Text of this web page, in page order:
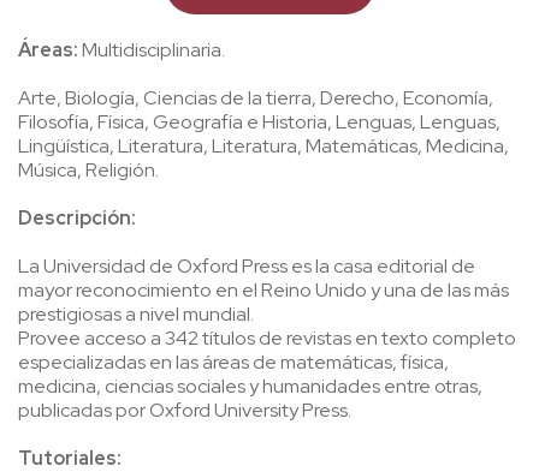
Áreas:Multidisciplinaria.
Arte, Biología, Ciencias de la tierra, Derecho, Economía,
Filosofía, Física, Geografía e Historia, Lenguas, Lenguas,
Lingüística, Literatura, Literatura, Matemáticas, Medicina,
Música, Religión.
Descripción:
La Universidad de Oxford Press es la casa editorial de
mayor reconocimiento en el Reino Unido y una de las más
prestigiosas a nivel mundial.
Provee acceso a 342 títulos de revistas en texto completo
especializadas en las áreas de matemáticas, física,
medicina, ciencias sociales y humanidades entre otras,
publicadas por Oxford University Press.
Tutoriales: